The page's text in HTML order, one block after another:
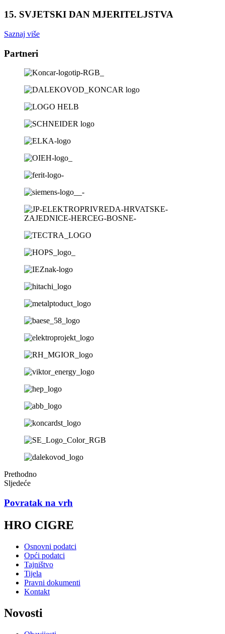
15. SVJETSKI DAN MJERITELJSTVA
Saznaj više
Partneri
Prethodno
Sljedeće
Povratak na vrh
HRO CIGRE
Osnovni podatci
Opći podatci
Tajništvo
Tijela
Pravni dokumenti
Kontakt
Novosti